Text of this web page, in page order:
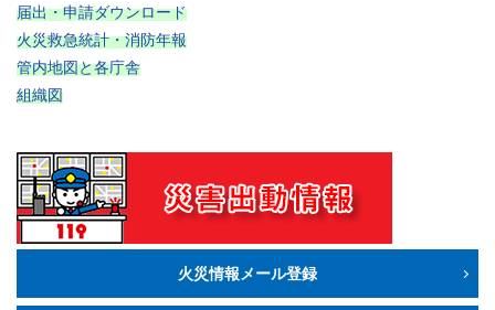
届出・申請ダウンロード
火災救急統計・消防年報
管内地図と各庁舎
組織図
火災情報メール登録